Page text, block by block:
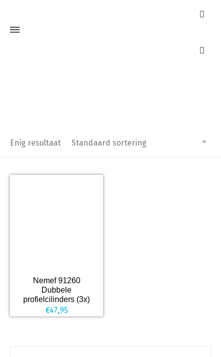
Enig resultaat Standaard sortering
Nemef 91260
Dubbele
profielcilinders (3x)
€47,95